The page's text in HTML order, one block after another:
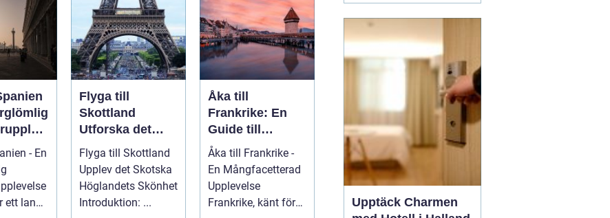
- En
ett land
Flyga till
Skottland
Utforska det
Skotska
Höglandets
Skönhet
Flyga till Skottland
Upplev det Skotska
Höglandets Skönhet
Introduktion: ...
Åka till
Frankrike: En
Guide till
Landets
Mångfald och
Attraktioner
Åka till Frankrike -
En Mångfacetterad
Upplevelse
Frankrike, känt för
särskilt intresse eller
tema? Temaresor
erbjuder ett unikt sätt att
Upptäck Charmen